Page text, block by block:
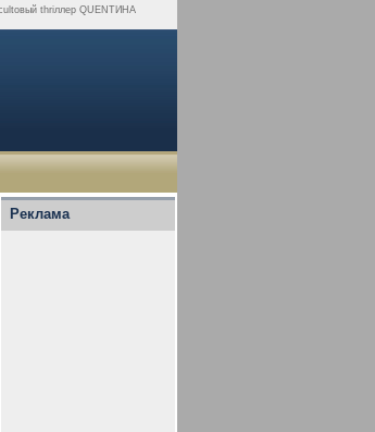
thriллер QUENТИНА
Реклама